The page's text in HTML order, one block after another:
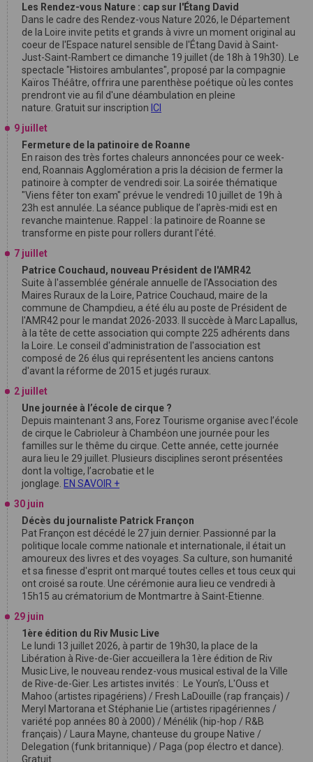
Les Rendez-vous Nature : cap sur l'Étang David
Dans le cadre des Rendez-vous Nature 2026, le Département
de la Loire invite petits et grands à vivre un moment original au
coeur de l'Espace naturel sensible de l'Étang David à Saint-
Just-Saint-Rambert ce dimanche 19 juillet (de 18h à 19h30). Le
spectacle "Histoires ambulantes", proposé par la compagnie
Kaïros Théâtre, offrira une parenthèse poétique où les contes
prendront vie au fil d'une déambulation en pleine
nature. Gratuit sur inscription ICI
9 juillet
Fermeture de la patinoire de Roanne
En raison des très fortes chaleurs annoncées pour ce week-
end, Roannais Agglomération a pris la décision de fermer la
patinoire à compter de vendredi soir. La soirée thématique
"Viens fêter ton exam" prévue le vendredi 10 juillet de 19h à
23h est annulée. La séance publique de l’après-midi est en
revanche maintenue. Rappel : la patinoire de Roanne se
transforme en piste pour rollers durant l'été.
7 juillet
Patrice Couchaud, nouveau Président de l'AMR42
Suite à l'assemblée générale annuelle de l'Association des
Maires Ruraux de la Loire, Patrice Couchaud, maire de la
commune de Champdieu, a été élu au poste de Président de
l'AMR42 pour le mandat 2026-2033. Il succède à Marc Lapallus,
à la tête de cette association qui compte 225 adhérents dans
la Loire. Le conseil d'administration de l'association est
composé de 26 élus qui représentent les anciens cantons
d'avant la réforme de 2015 et jugés ruraux.
2 juillet
Une journée à l’école de cirque ?
Depuis maintenant 3 ans, Forez Tourisme organise avec l’école
de cirque le Cabrioleur à Chambéon une journée pour les
familles sur le thême du cirque. Cette année, cette journée
aura lieu le 29 juillet. Plusieurs disciplines seront présentées
dont la voltige, l’acrobatie et le
jonglage. EN SAVOIR +
30 juin
Décès du journaliste Patrick Françon
Pat Françon est décédé le 27 juin dernier. Passionné par la
politique locale comme nationale et internationale, il était un
amoureux des livres et des voyages. Sa culture, son humanité
et sa finesse d'esprit ont marqué toutes celles et tous ceux qui
ont croisé sa route. Une cérémonie aura lieu ce vendredi à
15h15 au crématorium de Montmartre à Saint-Etienne.
29 juin
1ère édition du Riv Music Live
Le lundi 13 juillet 2026, à partir de 19h30, la place de la
Libération à Rive-de-Gier accueillera la 1ère édition de Riv
Music Live, le nouveau rendez-vous musical estival de la Ville
de Rive-de-Gier. Les artistes invités : Le Youn’s, L'Ouss et
Mahoo (artistes ripagériens) / Fresh LaDouille (rap français) /
Meryl Martorana et Stéphanie Lie (artistes ripagériennes /
variété pop années 80 à 2000) / Ménélik (hip-hop / R&B
français) / Laura Mayne, chanteuse du groupe Native /
Delegation (funk britannique) / Paga (pop électro et dance).
Gratuit.